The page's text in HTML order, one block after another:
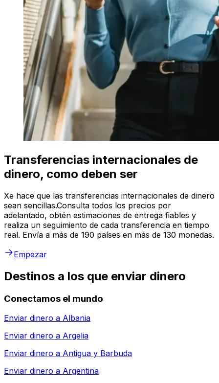
Transferencias internacionales de
dinero, como deben ser
Xe hace que las transferencias internacionales de dinero
sean sencillas.Consulta todos los precios por
adelantado, obtén estimaciones de entrega fiables y
realiza un seguimiento de cada transferencia en tiempo
real. Envía a más de 190 países en más de 130 monedas.
Empezar
Destinos a los que enviar dinero
Conectamos el mundo
Enviar dinero a Albania
Enviar dinero a Argelia
Enviar dinero a Antigua y Barbuda
Enviar dinero a Argentina